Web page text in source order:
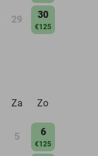
29 30
€125
Za Zo
5 6
€125